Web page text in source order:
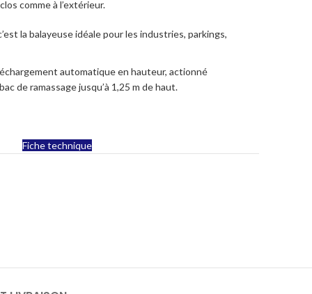
comme à l’extérieur.
la balayeuse idéale pour les industries, parkings,
automatique en hauteur, actionné
de ramassage jusqu’à 1,25 m de haut.
Fiche technique